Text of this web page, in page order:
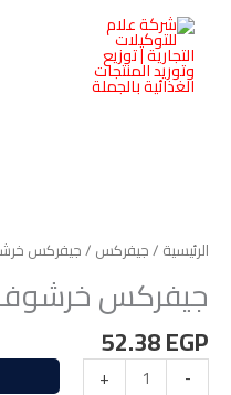
المحتوى
الرئيسية /جيفركس / جيفركس
جيفركس
52.38EGP
-
خرشوف
+